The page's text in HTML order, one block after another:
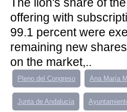
offering with
99.1 percent were
remaining new
on the market,..
Pleno del Congreso Ana María
Junta de Andalucía